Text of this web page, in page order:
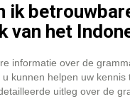
ik
van het
informatie over de
u kunnen helpen uw
uitleg over de